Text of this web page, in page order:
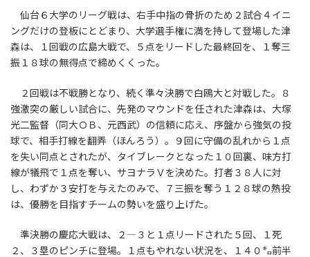
仙台６大学のリーグ戦は、右手中指の骨折のため２試合４イニ
ングだけの登板にとどまり、大学選手権に満を持して登場した津
森は、１回戦の広島大戦で、５点をリードした最終回を、１奪三
振１８球の無得点で締めくくった。
２回戦は不戦勝となり、続く準々決勝で白鴎大と対戦した。８
強激突の厳しい試合に、先発のマウンドを任された津森は、大塚
光二監督（同大ＯＢ、元西武）の信頼に応え、序盤から強気の投
球で、相手打線を翻弄（ほんろう）。９回に守備の乱れから１点
を失い同点とされたが、タイブレークとなった１０回裏、味方打
線が犠飛で１点を奪い、サヨナラＶを決めた。打者３８人に対
し、わずか３安打を与えたのみで、７三振を奪う１２８球の熱投
は、優勝を目指すチームの勢いを盛り上げた。
準決勝の慶応大戦は、２―３と１点リードされた５回、１死
２、３塁のピンチに登場。１点もやれない状況を、１４０㌔前半